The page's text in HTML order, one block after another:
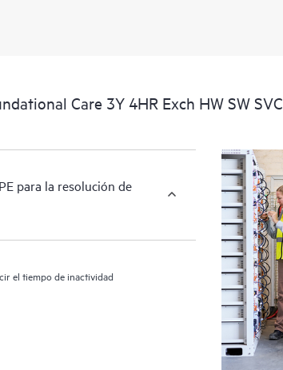
Care 3Y 4HR Exch HW SW SVC
para la resolución de
el tiempo de inactividad